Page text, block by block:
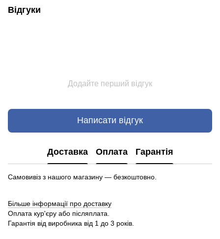
Відгуки
Додайте перший відгук
Написати відгук
Доставка Оплата Гарантія
Самовивіз з нашого магазину — безкоштовно.
Більше інформації про доставку
Оплата кур'єру або післяплата.
Гарантія від виробника від 1 до 3 років.